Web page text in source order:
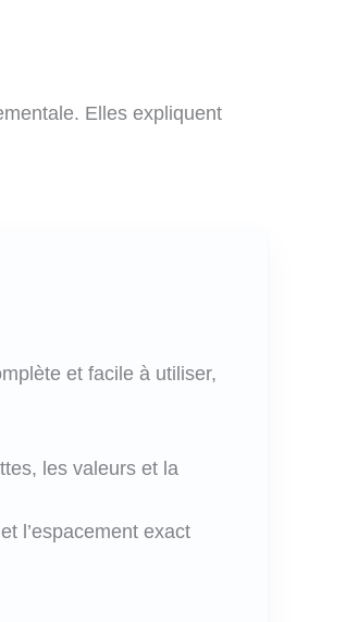
Elles expliquent
et facile à utiliser,
les valeurs et la
l’espacement exact